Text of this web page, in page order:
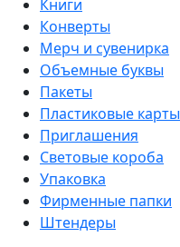
Книги
Конверты
Мерч и сувенирка
Объемные буквы
Пакеты
Пластиковые карты
Приглашения
Световые короба
Упаковка
Фирменные папки
Штендеры